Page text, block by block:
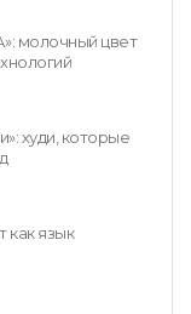
молочный цвет
худи, которые
как язык